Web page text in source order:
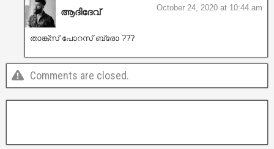
ആദിദേവ് October 24, 2020 at 10:44 am
താങ്ക്സ് പോറസ് ബ്രോ ???
Comments are closed.